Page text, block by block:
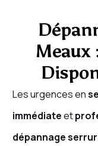
Meaux
Les urgences en
immédiateet
dépannage